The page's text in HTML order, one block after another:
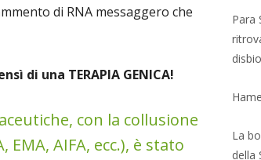
di RNA messaggero che
di una TERAPIA GENICA!
con la collusione
AIFA, ecc.), è stato
Para
La
della